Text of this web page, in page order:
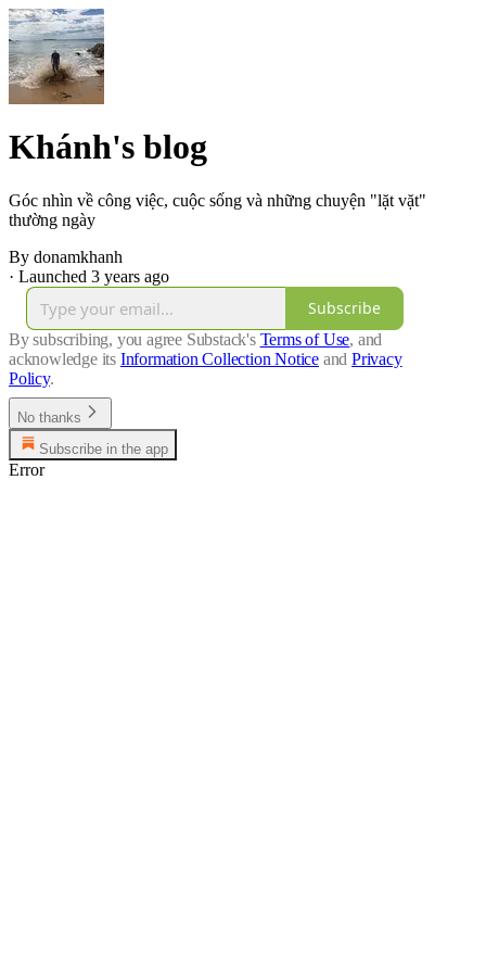
Khánh's blog
Góc nhìn về công việc, cuộc sống và những chuyện "lặt vặt"
thường ngày
By donamkhanh
· Launched 3 years ago
Subscribe
By subscribing, you agree Substack's Terms of Use, and
acknowledge its Information Collection Notice and Privacy
Policy.
No thanks
Subscribe in the app
Error